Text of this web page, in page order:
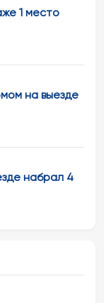
1 место
на выезде
набрал 4